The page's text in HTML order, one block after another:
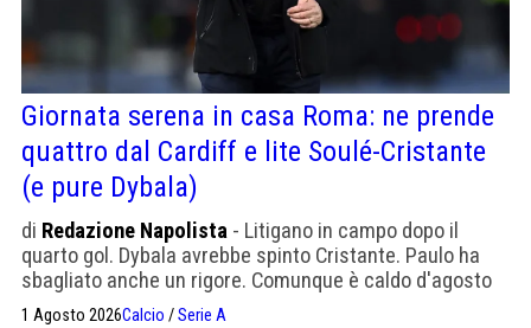
Giornata serena in casa Roma: ne prende
quattro dal Cardiff e lite Soulé-Cristante
(e pure Dybala)
di Redazione Napolista - Litigano in campo dopo il
quarto gol. Dybala avrebbe spinto Cristante. Paulo ha
sbagliato anche un rigore. Comunque è caldo d'agosto
1 Agosto 2026Calcio /Serie A